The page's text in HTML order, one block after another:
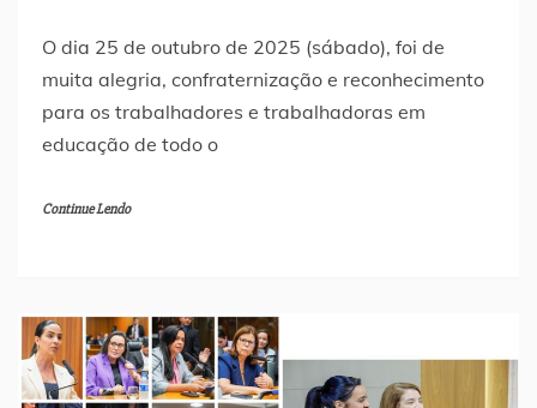
O dia 25 de outubro de 2025 (sábado), foi de
muita alegria, confraternização e reconhecimento
para os trabalhadores e trabalhadoras em
educação de todo o
Continue Lendo